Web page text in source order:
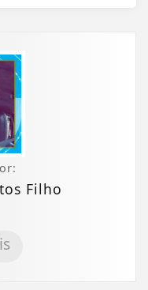
Filho